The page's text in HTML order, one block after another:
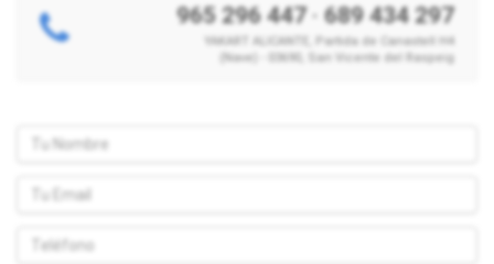
965 296 447·689 434 297
YAKART ALICANTE, Partida de Canastell H4
(Nave) - 03690, San Vicente del Raspeig